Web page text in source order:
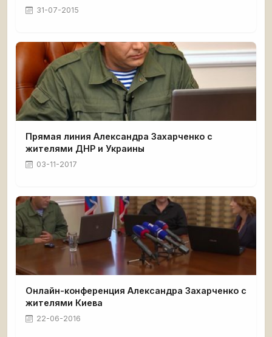
31-07-2015
Прямая линия Александра Захарченко с
жителями ДНР и Украины
03-11-2017
Онлайн-конференция Александра Захарченко с
жителями Киева
22-06-2016